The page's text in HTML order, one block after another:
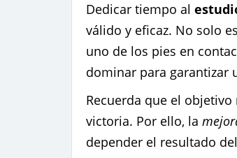
Dedicar tiempo al
válido y eficaz. No solo
uno de los pies en
dominar para garantizar
Recuerda que el
victoria. Por ello, la
depender el resultado